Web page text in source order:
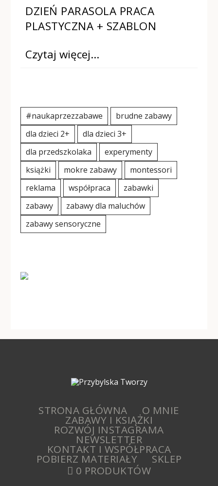
DZIEŃ PARASOLA PRACA
PLASTYCZNA + SZABLON
Czytaj więcej…
#naukaprzezzabawe
brudne zabawy
dla dzieci 2+
dla dzieci 3+
dla przedszkolaka
experymenty
książki
mokre zabawy
montessori
reklama
współpraca
zabawki
zabawy
zabawy dla maluchów
zabawy sensoryczne
STRONA GŁÓWNA O MNIE
ZABAWY I KSIĄŻKI
ROZWÓJ INSTAGRAMA
NEWSLETTER
KONTAKT I WSPÓŁPRACA
POBIERZ MATERIAŁY
SKLEP
0 PRODUKTÓW